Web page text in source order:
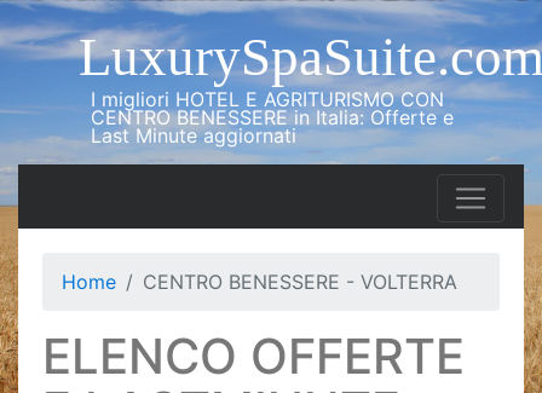
I migliori HOTEL E AGRITURISMO CON
CENTRO BENESSERE in Italia: Offerte e
Last Minute aggiornati
Home CENTRO BENESSERE - VOLTERRA
ELENCO OFFERTE